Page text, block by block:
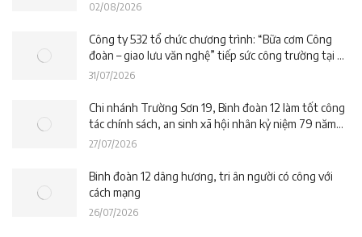
02/08/2026
Công ty 532 tổ chức chương trình: “Bữa cơm Công
đoàn – giao lưu văn nghệ” tiếp sức công trường tại dự
án Trường phổ thông nội trú liên cấp La Êê (TP. Đà
31/07/2026
Chi nhánh Trường Sơn 19, Binh đoàn 12 làm tốt công
tác chính sách, an sinh xã hội nhân kỷ niệm 79 năm
Ngày Thương binh – Liệt sĩ
27/07/2026
Binh đoàn 12 dâng hương, tri ân người có công với
cách mạng
26/07/2026